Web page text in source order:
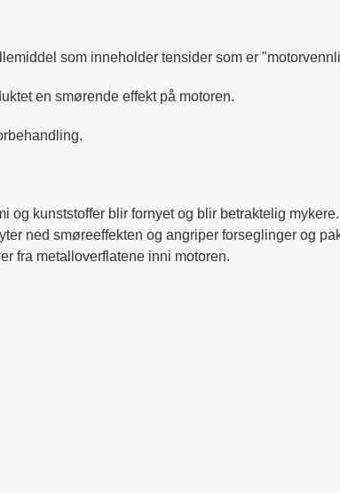
som inneholder tensider som er
en smørende effekt på motoren.
kunststoffer blir fornyet og blir betraktelig
ned smøreeffekten og angriper forseglinger og
fra metalloverflatene inni motoren.